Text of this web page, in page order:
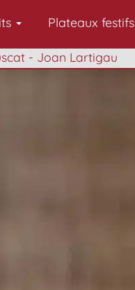
Plateaux festifs
- Joan Lartigau